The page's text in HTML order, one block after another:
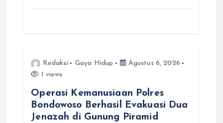
Redaksi Gaya Hidup
Agustus 6, 2026
1 views
Operasi Kemanusiaan Polres
Bondowoso Berhasil Evakuasi Dua
Jenazah di Gunung Piramid